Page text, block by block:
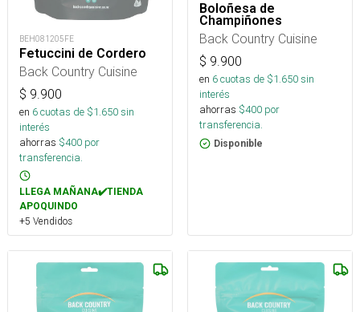
BEH081205FE
Fetuccini de Cordero
Back Country Cuisine
$ 9.900
en 6cuotas de $1.650sin
interés
ahorras $400 por
transferencia.
LLEGA MAÑANA✔️TIENDA
APOQUINDO
+5 Vendidos
Boloñesa de
Champiñones
Back Country Cuisine
$ 9.900
en 6cuotas de $1.650sin
interés
ahorras $400 por
transferencia.
Disponible